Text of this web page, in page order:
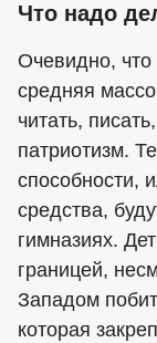
Что надо
Очевидно, что
средняя
читать,
патриотизм.
способности,
средства,
гимназиях.
границей,
Западом
которая